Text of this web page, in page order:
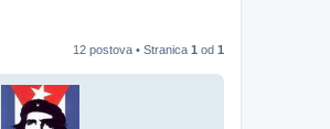
12 postova • Stranica 1 od 1